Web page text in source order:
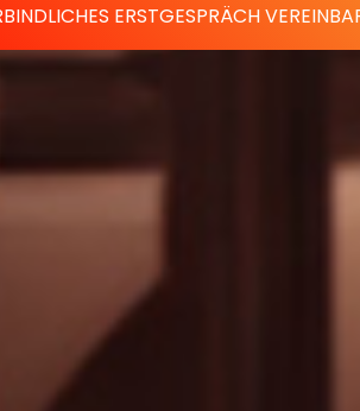
ERSTGESPRÄCH